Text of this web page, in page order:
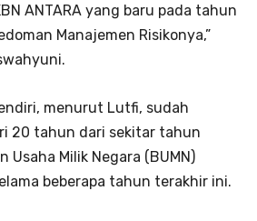
ANTARA yang baru pada tahun
Manajemen Risikonya,”
menurut Lutfi, sudah
20 tahun dari sekitar tahun
Usaha Milik Negara (BUMN)
beberapa tahun terakhir ini.